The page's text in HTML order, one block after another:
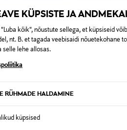
KÜPSISTE JA
"Luba kõik", nõustute sellega, et küpsiseid
nt. B. et tagada veebisaidi nõuetekohane
selle lehe allosas.
RÜHMADE HALDAMINE
küpsised
Price
€